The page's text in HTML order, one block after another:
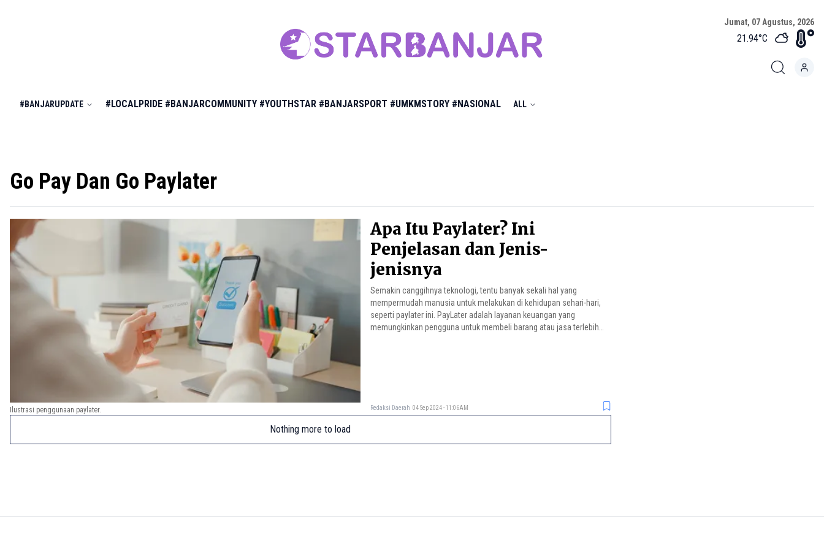
Jumat, 07 Agustus, 2026
21.94°C
#BANJARUPDATE #LOCALPRIDE #BANJARCOMMUNITY #YOUTHSTAR #BANJARSPORT #UMKMSTORY #NASIONAL ALL
Go Pay Dan Go Paylater
Apa Itu Paylater? Ini
Penjelasan dan Jenis-
jenisnya
Semakin canggihnya teknologi, tentu banyak sekali hal yang
mempermudah manusia untuk melakukan di kehidupan sehari-hari,
seperti paylater ini. PayLater adalah layanan keuangan yang
memungkinkan pengguna untuk membeli barang atau jasa terlebih
Redaksi Daerah 04 Sep 2024 - 11:06AM
Ilustrasi penggunaan paylater.
Nothing more to load